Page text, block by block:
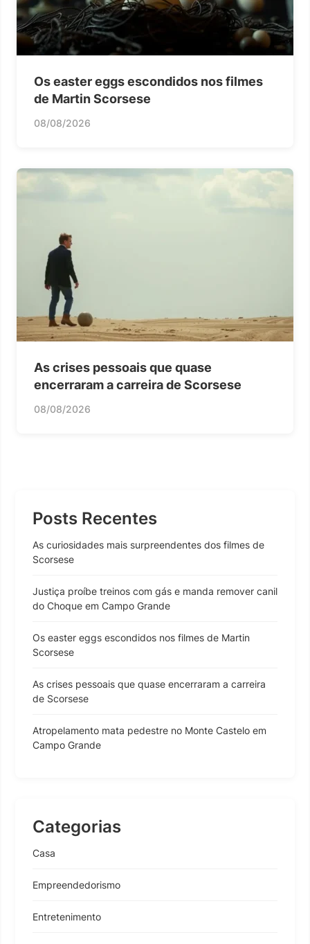
Os easter eggs escondidos nos filmes
de Martin Scorsese
08/08/2026
As crises pessoais que quase
encerraram a carreira de Scorsese
08/08/2026
Posts Recentes
As curiosidades mais surpreendentes dos filmes de
Scorsese
Justiça proíbe treinos com gás e manda remover canil
do Choque em Campo Grande
Os easter eggs escondidos nos filmes de Martin
Scorsese
As crises pessoais que quase encerraram a carreira
de Scorsese
Atropelamento mata pedestre no Monte Castelo em
Campo Grande
Categorias
Casa
Empreendedorismo
Entretenimento